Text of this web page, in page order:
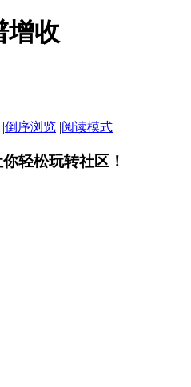
增收
|倒序浏览 |阅读模式
轻松玩转社区！